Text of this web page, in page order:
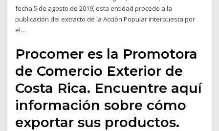
fecha 5 de agosto de 2019, esta entidad procede a la
publicación del extracto de la Acción Popular interpuesta por
el…
Procomer es la Promotora
de Comercio Exterior de
Costa Rica. Encuentre aquí
información sobre cómo
exportar sus productos.